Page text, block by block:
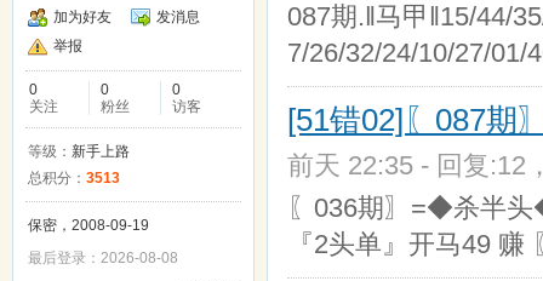
加为好友
发消息
举报
0
关注
0
粉丝
0
访客
等级： 新手上路
总积分： 3513
保密，2008-09-19
最后登录：2026-08-08
087期.‖马甲‖15/44/
7/26/32/24/10/27/01/
[51错02]〖087
前天 22:35 - 回复:12
〖036期〗=◆杀半
『2头单』开马49